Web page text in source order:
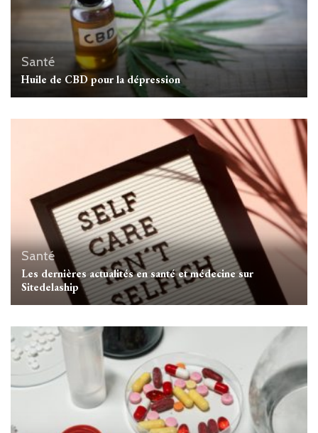
Santé
Huile de CBD pour la dépression
Santé
Les dernières actualités en santé et médecine sur
Sitedelaship